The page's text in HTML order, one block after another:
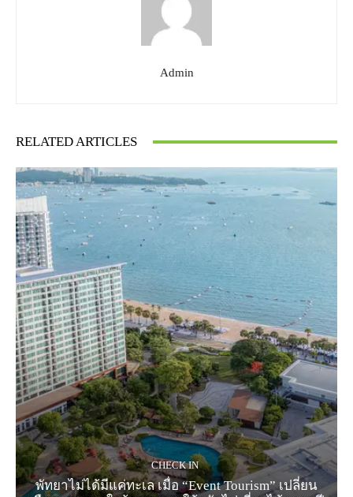
Admin
RELATED ARTICLES
CHECK IN
พัทยาไม่ได้มีแค่ทะเล เมื่อ “Event Tourism” เปลี่ยน